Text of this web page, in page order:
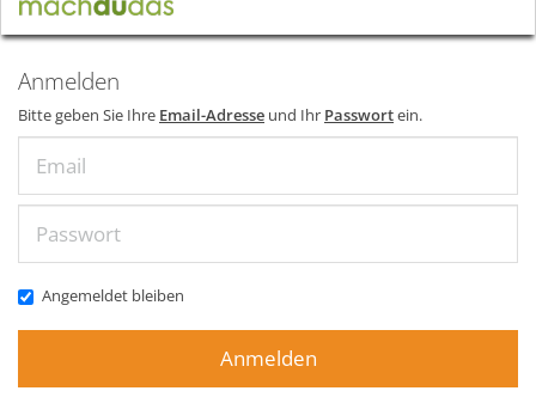
Anmelden
Bitte geben Sie Ihre Email-Adresse und Ihr Passwortein.
Angemeldet bleiben
Anmelden